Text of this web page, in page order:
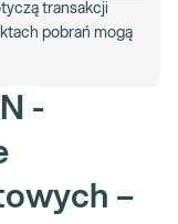
transakcji
pobrań mogą
-
–